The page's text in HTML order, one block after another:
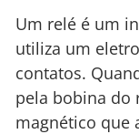
Um relé é um
utiliza um
contatos.
pela bobina do
magnético que